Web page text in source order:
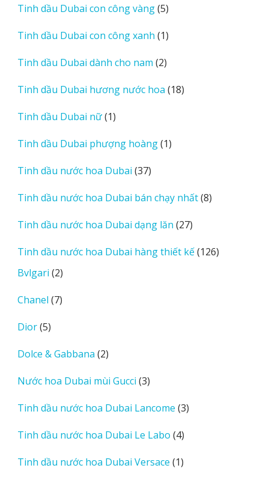
phẩm
Tinh dầu Dubai con công vàng 55
phẩm
Tinh dầu Dubai con công xanh 11
phẩm
Tinh dầu Dubai dành cho nam 22
phẩm
Tinh dầu Dubai hương nước hoa 1818
Tinh dầu Dubai nữ 11
phẩm
Tinh dầu Dubai phượng hoàng 11
Tinh dầu nước hoa Dubai 3737
phẩm
Tinh dầu nước hoa Dubai bán chạy nhất 88
Tinh dầu nước hoa Dubai dạng lăn 2727
phẩm
Tinh dầu nước hoa Dubai hàng thiết kế 126126
Bvlgari 22
phẩm
Chanel 77
Dior 55
phẩm
Dolce & Gabbana 22
phẩm
Nước hoa Dubai mùi Gucci 33
phẩm
Tinh dầu nước hoa Dubai Lancome 33
Tinh dầu nước hoa Dubai Le Labo 44
phẩm
Tinh dầu nước hoa Dubai Versace 11